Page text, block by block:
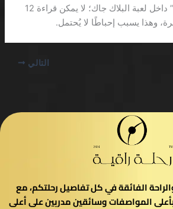
قسم “شروط السحب” داخل لعبة البلاك جاك؛ لا يمكن قراءة 12
وهذا يسبب إحباطًا لا يُحتمل.
التالي
الفائقة في كل تفاصيل رحلتكم، مع
المواصفات وسائقين مدربين على أعلى